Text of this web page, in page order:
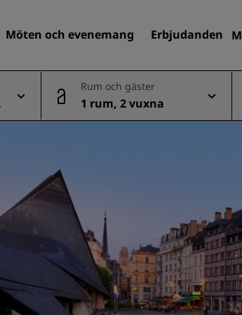
Möten och evenemang Erbjudanden
Sök efter hotell
Nya och kommande hotell
Möten och evenemang
Upptäck Radisson
Rum och gäster
1 rum, 2 vuxna